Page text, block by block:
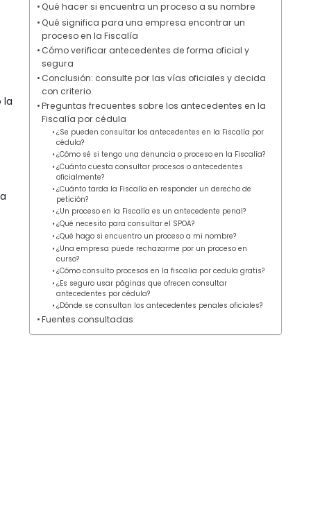
la
Qué hacer si encuentra un proceso a su nombre
Qué significa para una empresa encontrar un
proceso en la Fiscalía
Cómo verificar antecedentes de forma oficial y
segura
Conclusión: consulte por las vías oficiales y decida
con criterio
Preguntas frecuentes sobre los antecedentes en la
Fiscalía por cédula
¿Se pueden consultar los antecedentes en la Fiscalía por
cédula?
¿Cómo sé si tengo una denuncia o proceso en la Fiscalía?
¿Cuánto cuesta consultar procesos o antecedentes
oficialmente?
¿Cuánto tarda la Fiscalía en responder un derecho de
petición?
¿Un proceso en la Fiscalía es un antecedente penal?
¿Qué necesito para consultar el SPOA?
¿Qué hago si encuentro un proceso a mi nombre?
¿Una empresa puede rechazarme por un proceso en
curso?
¿Cómo consulto procesos en la fiscalia por cedula gratis?
¿Es seguro usar páginas que ofrecen consultar
antecedentes por cédula?
¿Dónde se consultan los antecedentes penales oficiales?
Fuentes consultadas